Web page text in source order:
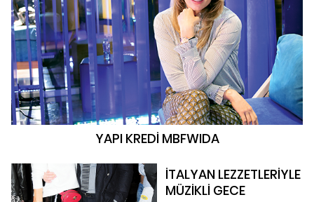
YAPI KREDİ MBFWIDA
İTALYAN LEZZETLERİYLE
MÜZİKLİ GECE